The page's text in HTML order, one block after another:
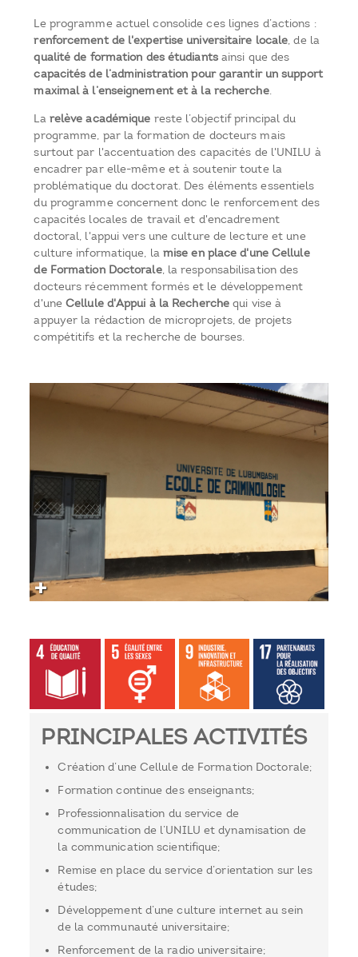
Le programme actuel consolide ces lignes d’actions :
renforcement de l'expertise universitaire locale, de la
qualité de formation des étudiantsainsi que des
capacités de l’administration pour garantir un support
maximal à l’enseignement et à la recherche.
La relève académique reste l’objectif principal du
programme, par la formation de docteurs mais
surtout par l'accentuation des capacités de l'UNILU à
encadrer par elle-même et à soutenir toute la
problématique du doctorat. Des éléments essentiels
du programme concernent donc le renforcement des
capacités locales de travail et d'encadrement
doctoral, l'appui vers une culture de lecture et une
culture informatique, la mise en place d'une Cellule
de Formation Doctorale, la responsabilisation des
docteurs récemment formés et le développement
d'uneCellule d'Appui à la Recherche qui vise à
appuyer la rédaction de microprojets, de projets
compétitifs et la recherche de bourses.
PRINCIPALES ACTIVITÉS
Création d’une Cellule de Formation Doctorale;
Formation continue des enseignants;
Professionnalisation du service de
communication de l’UNILU et dynamisation de
la communication scientifique;
Remise en place du service d’orientation sur les
études;
Développement d’une culture internet au sein
de la communauté universitaire;
Renforcement de la radio universitaire;